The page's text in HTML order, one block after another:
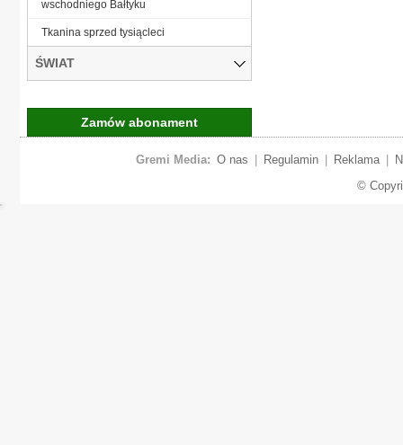
wschodniego Bałtyku
Tkanina sprzed tysiącleci
ŚWIAT
Zamów abonament
Gremi Media: O nas Regulamin Reklama
©